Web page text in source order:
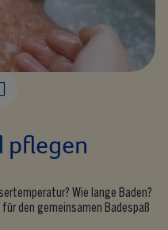
pflegen
Wie lange Baden?
den gemeinsamen Badespaß